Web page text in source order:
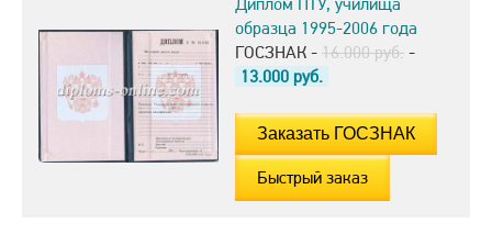
образца 1995-2006 года
ГОСЗНАК - 16.000 руб. -
13.000 руб.
Быстрый заказ